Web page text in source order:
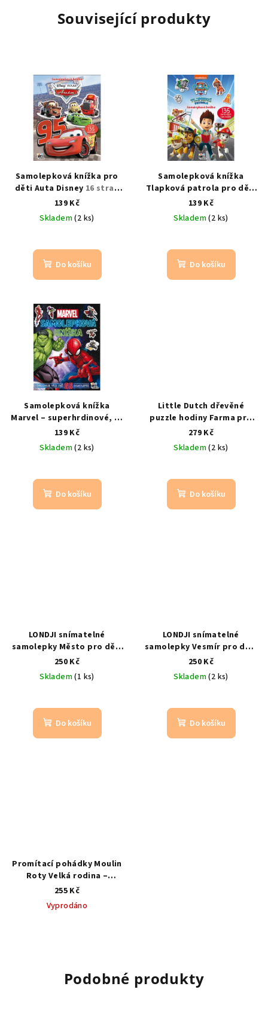
Související produkty
Samolepková knížka pro
děti Auta Disney 16 stran
scén a 8 stran samolepek
139 Kč
Skladem(2 ks)
Do košíku
Samolepková knížka
Tlapková patrola pro děti
16 stran + 8 stran
samolepek
139 Kč
Skladem(2 ks)
Do košíku
Samolepková knížka
Marvel – superhrdinové, 16
16 barevných stran a
8 stran samolepek
139 Kč
Skladem(2 ks)
Do košíku
Little Dutch dřevěné
puzzle hodiny Farma pro
děti 12 dílkůod 2 let
279 Kč
Skladem(2 ks)
Do košíku
LONDJI snímatelné
samolepky Město pro děti
150 ks samolepek | na cesty
| od 3 let
250 Kč
Skladem(1 ks)
Do košíku
LONDJI snímatelné
samolepky Vesmír pro děti
150 ks samolepek |
opakované použití | od 3
let
250 Kč
Skladem(2 ks)
Do košíku
Promítací pohádky Moulin
Roty Velká rodina –
projektor pohádek pro
3 disky a 24 obrázků
255 Kč
Vyprodáno
Podobné produkty